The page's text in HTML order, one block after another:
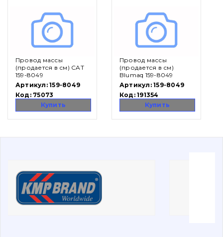
Вакансии
Каталог
Фильтры и смазочные материалы
Ходовая часть
Ножи, режущие кромки
Защита (ковша, адаптера)
Провод массы
(продается в см) CAT
159-8049
Артикул:159-8049
Код: 75073
Купить
Провод массы
(продается в см)
Blumaq 159-8049
Артикул:159-8049
Код:191354
Купить